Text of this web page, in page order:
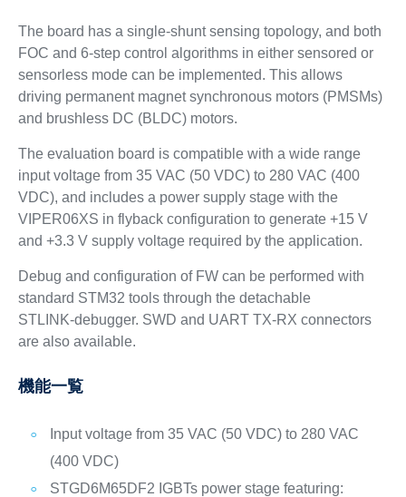
The board has a single-shunt sensing topology, and both
FOC and 6‑step control algorithms in either sensored or
sensorless mode can be implemented. This allows
driving permanent magnet synchronous motors (PMSMs)
and brushless DC (BLDC) motors.
The evaluation board is compatible with a wide range
input voltage from 35 VAC (50 VDC) to 280 VAC (400
VDC), and includes a power supply stage with the
VIPER06XS in flyback configuration to generate +15 V
and +3.3 V supply voltage required by the application.
Debug and configuration of FW can be performed with
standard STM32 tools through the detachable
STLINK‑debugger. SWD and UART TX‑RX connectors
are also available.
機能一覧
Input voltage from 35 VAC (50 VDC) to 280 VAC
(400 VDC)
STGD6M65DF2 IGBTs power stage featuring: